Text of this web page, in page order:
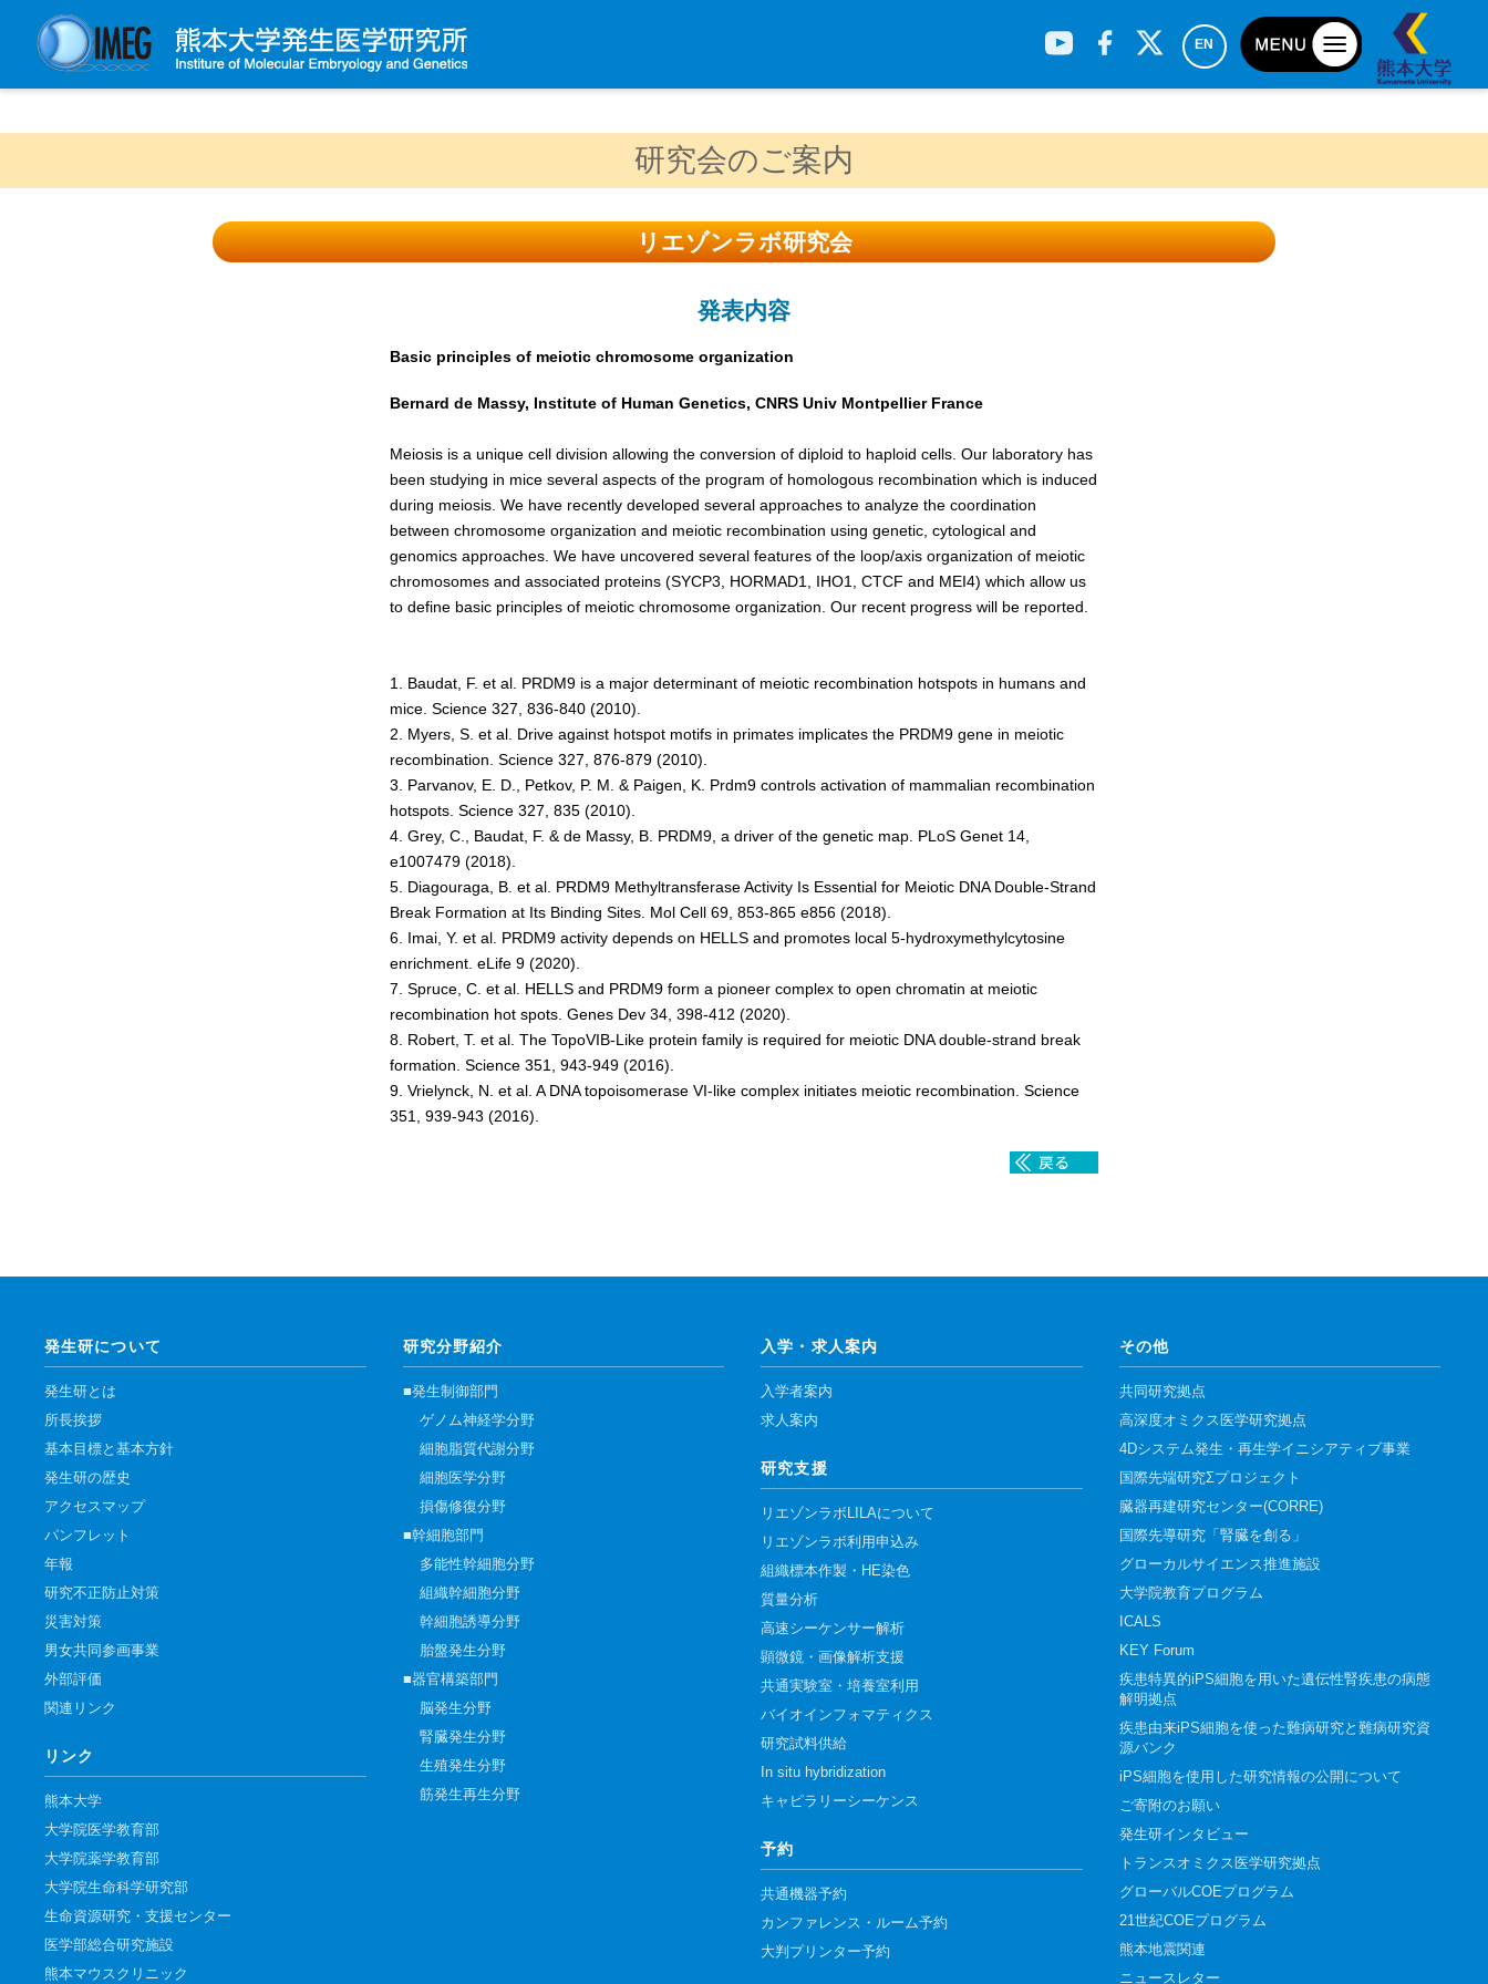
EN
基本目標と基本方針
入学者案内
リエゾンラボLILAについて
リエゾンラボ利用申込み
高速シーケンサー解析
顕微鏡・画像解析支援
共通実験室・培養室利用
バイオインフォマティクス
研究試料供給
キャピラリーシーケンス
共通機器予約
カンファレンス・ルーム予約
研究会のご案内
リエゾンラボ研究会
発表内容
Basic principles of meiotic chromosome organization
Bernard de Massy, Institute of Human Genetics, CNRS Univ Montpellier France
Meiosis is a unique cell division allowing the conversion of diploid to haploid cells. Our laboratory has
been studying in mice several aspects of the program of homologous recombination which is induced
during meiosis. We have recently developed several approaches to analyze the coordination
between chromosome organization and meiotic recombination using genetic, cytological and
genomics approaches. We have uncovered several features of the loop/axis organization of meiotic
chromosomes and associated proteins (SYCP3, HORMAD1, IHO1, CTCF and MEI4) which allow us
to define basic principles of meiotic chromosome organization. Our recent progress will be reported.
1. Baudat, F. et al. PRDM9 is a major determinant of meiotic recombination hotspots in humans and
mice. Science 327, 836-840 (2010).
2. Myers, S. et al. Drive against hotspot motifs in primates implicates the PRDM9 gene in meiotic
recombination. Science 327, 876-879 (2010).
3. Parvanov, E. D., Petkov, P. M. & Paigen, K. Prdm9 controls activation of mammalian recombination
hotspots. Science 327, 835 (2010).
4. Grey, C., Baudat, F. & de Massy, B. PRDM9, a driver of the genetic map. PLoS Genet 14,
e1007479 (2018).
5. Diagouraga, B. et al. PRDM9 Methyltransferase Activity Is Essential for Meiotic DNA Double-Strand
Break Formation at Its Binding Sites. Mol Cell 69, 853-865 e856 (2018).
6. Imai, Y. et al. PRDM9 activity depends on HELLS and promotes local 5-hydroxymethylcytosine
enrichment. eLife 9 (2020).
7. Spruce, C. et al. HELLS and PRDM9 form a pioneer complex to open chromatin at meiotic
recombination hot spots. Genes Dev 34, 398-412 (2020).
8. Robert, T. et al. The TopoVIB-Like protein family is required for meiotic DNA double-strand break
formation. Science 351, 943-949 (2016).
9. Vrielynck, N. et al. A DNA topoisomerase VI-like complex initiates meiotic recombination. Science
351, 939-943 (2016).
発生研について
発生研とは
所長挨拶
基本目標と基本方針
発生研の歴史
アクセスマップ
パンフレット
年報
研究不正防止対策
災害対策
男女共同参画事業
外部評価
関連リンク
リンク
熊本大学
大学院医学教育部
大学院薬学教育部
大学院生命科学研究部
生命資源研究・支援センター
医学部総合研究施設
熊本マウスクリニック
研究分野紹介
■発生制御部門
ゲノム神経学分野
細胞脂質代謝分野
細胞医学分野
損傷修復分野
■幹細胞部門
多能性幹細胞分野
組織幹細胞分野
幹細胞誘導分野
胎盤発生分野
■器官構築部門
脳発生分野
腎臓発生分野
生殖発生分野
筋発生再生分野
入学・求人案内
入学者案内
求人案内
研究支援
リエゾンラボLILAについて
リエゾンラボ利用申込み
組織標本作製・HE染色
質量分析
高速シーケンサー解析
顕微鏡・画像解析支援
共通実験室・培養室利用
バイオインフォマティクス
研究試料供給
In situ hybridization
キャピラリーシーケンス
予約
共通機器予約
カンファレンス・ルーム予約
大判プリンター予約
その他
共同研究拠点
高深度オミクス医学研究拠点
4Dシステム発生・再生学イニシアティブ事業
国際先端研究Σプロジェクト
臓器再建研究センター(CORRE)
国際先導研究「腎臓を創る」
グローカルサイエンス推進施設
大学院教育プログラム
ICALS
KEY Forum
疾患特異的iPS細胞を用いた遺伝性腎疾患の病態
解明拠点
疾患由来iPS細胞を使った難病研究と難病研究資
源バンク
iPS細胞を使用した研究情報の公開について
ご寄附のお願い
発生研インタビュー
トランスオミクス医学研究拠点
グローバルCOEプログラム
21世紀COEプログラム
熊本地震関連
ニュースレター